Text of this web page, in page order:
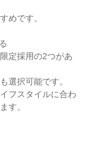
めです。
定採用の2つがあ
選択可能です。
フスタイルに合わ
す。